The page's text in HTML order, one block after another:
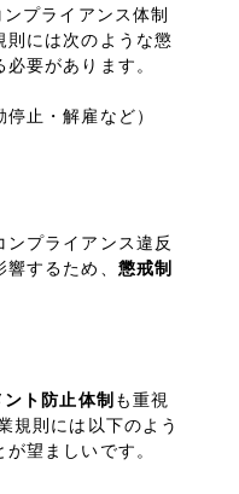
プライアンス体制
則には次のような懲
要があります。
止・解雇など）
プライアンス違反
するため、 懲戒制
ト防止体制 も重視
規則には以下のよう
望ましいです。